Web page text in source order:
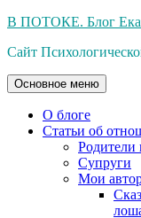
Перейти
содержимому
В ПОТОКЕ. Блог
Сайт
Основное меню
О блоге
Статьи об
Родители
Супруги
Мои